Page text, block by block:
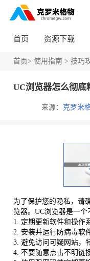
首页 资源下载
首页> 使用指南 > 技巧
来源： 克罗米
为了保护您的隐私，请
览器。UC浏览器是一个
1. 定期更新软件和操作
2. 安装并运行防病毒软
3. 避免访问可疑网站，
4. 不要随意点击不明链